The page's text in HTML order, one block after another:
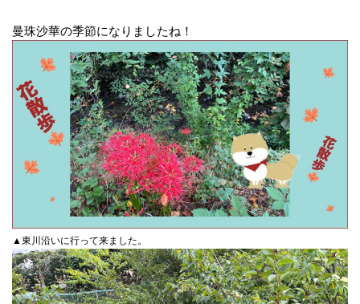
曼珠沙華の季節になりましたね！
▲東川沿いに行って来ました。